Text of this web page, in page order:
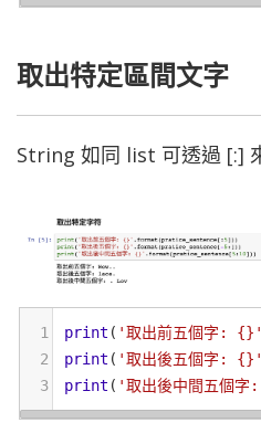
取出特定區間文字
String 如同 list 可透過 [:]
1 print ( '取出前五個字: {}'
2
print ( '取出後五個字: {}'
3
print ( '取出後中間五個